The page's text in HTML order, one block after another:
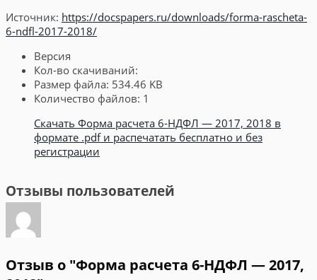
Источник: https://docspapers.ru/downloads/forma-rascheta-
6-ndfl-2017-2018/
Версия
Кол-во скачиваний:
Размер файла: 534.46 KB
Количество файлов: 1
Скачать Форма расчета 6-НДФЛ — 2017, 2018 в
формате .pdf и распечатать бесплатно и без
регистрации
Отзывы пользователей
Отзыв о "Форма расчета 6-НДФЛ — 2017,